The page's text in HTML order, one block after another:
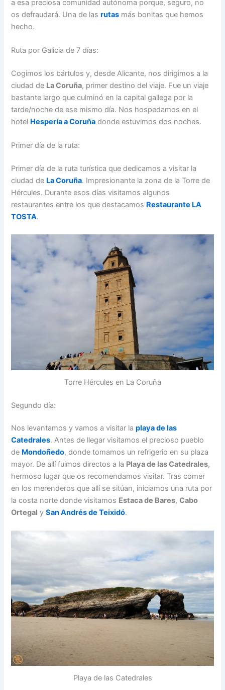
a esa preciosa comunidad autónoma porque, seguro, no
os defraudará. Una de lasrutas más bonitas que hemos
hecho.
Ruta por Galicia de 7 días:
Cogimos los bártulos y, desde Alicante, nos dirigimos a la
ciudad de La Coruña, primer destino del viaje. Fue un viaje
bastante largo que culminó en la capital gallega por la
tarde/noche de ese mismo día. Nos hospedamos en el
hotel Hesperia a Coruña donde estuvimos dos noches.
Primer día de la ruta:
Primer día de la ruta turística que dedicamos a visitar la
ciudad de La Coruña. Impresionante la zona de la Torre de
Hércules. Durante esos días visitamos algunos
restaurantes entre los que destacamos Restaurante LA
TOSTA.
Torre Hércules en La Coruña
Segundo día:
Nos levantamos y vamos a visitar laplaya de las
Catedrales. Antes de llegar visitamos el precioso pueblo
de Mondoñedo, donde tomamos un refrigerio en su plaza
mayor. De allí fuimos directos a la Playa de las Catedrales,
hermoso lugar que os recomendamos visitar. Tras comer
en los merenderos que allí se sitúan, iniciamos una ruta por
la costa norte donde visitamos Estaca de Bares,Cabo
Ortegal ySan Andrés de Teixidó.
Playa de las Catedrales